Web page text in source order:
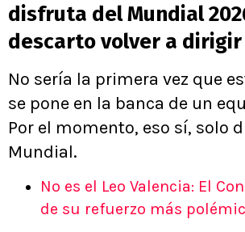
disfruta del Mundial
descarto volver a dirigir
No sería la primera vez que
se pone en la banca de un
Por el momento, eso sí, solo
Mundial.
No es el Leo Valencia: El
de su refuerzo más